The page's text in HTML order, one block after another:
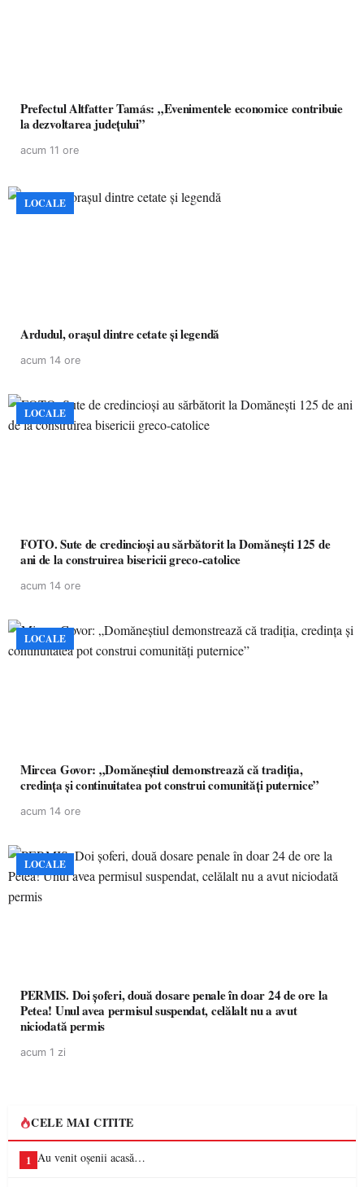
Prefectul Altfatter Tamás: „Evenimentele economice contribuie
la dezvoltarea județului”
acum 11 ore
LOCALE
Ardudul, orașul dintre cetate și legendă
acum 14 ore
LOCALE
FOTO. Sute de credincioși au sărbătorit la Domănești 125 de
ani de la construirea bisericii greco-catolice
acum 14 ore
LOCALE
Mircea Govor: „Domăneștiul demonstrează că tradiția,
credința și continuitatea pot construi comunități puternice”
acum 14 ore
LOCALE
PERMIS. Doi șoferi, două dosare penale în doar 24 de ore la
Petea! Unul avea permisul suspendat, celălalt nu a avut
niciodată permis
acum 1 zi
CELE MAI CITITE
1 Au venit oșenii acasă…